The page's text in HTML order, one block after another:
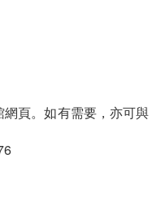
頁。如有需要，亦可與